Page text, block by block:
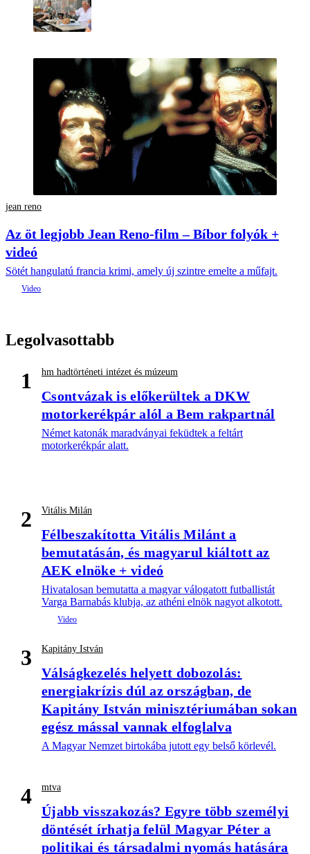
jean reno
Az öt legjobb Jean Reno-film – Bíbor folyók +
videó
Sötét hangulatú francia krimi, amely új szintre emelte a műfajt.
Legolvasottabb
1 hm hadtörténeti intézet és múzeum
Csontvázak is előkerültek a DKW
motorkerékpár alól a Bem rakpartnál
Német katonák maradványai feküdtek a feltárt
motorkerékpár alatt.
2 Vitális Milán
Félbeszakította Vitális Milánt a
bemutatásán, és magyarul kiáltott az
AEK elnöke + videó
Hivatalosan bemutatta a magyar válogatott futballistát
Varga Barnabás klubja, az athéni elnök nagyot alkotott.
3 Kapitány István
Válságkezelés helyett dobozolás:
energiakrízis dúl az országban, de
Kapitány István minisztériumában sokan
egész mással vannak elfoglalva
A Magyar Nemzet birtokába jutott egy belső körlevél.
4 mtva
Újabb visszakozás? Egyre több személyi
döntését írhatja felül Magyar Péter a
politikai és társadalmi nyomás hatására